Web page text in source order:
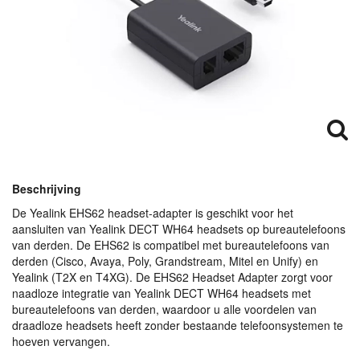
Beschrijving
De Yealink EHS62 headset-adapter is geschikt voor het
aansluiten van Yealink DECT WH64 headsets op bureautelefoons
van derden. De EHS62 is compatibel met bureautelefoons van
derden (Cisco, Avaya, Poly, Grandstream, Mitel en Unify) en
Yealink (T2X en T4XG). De EHS62 Headset Adapter zorgt voor
naadloze integratie van Yealink DECT WH64 headsets met
bureautelefoons van derden, waardoor u alle voordelen van
draadloze headsets heeft zonder bestaande telefoonsystemen te
hoeven vervangen.